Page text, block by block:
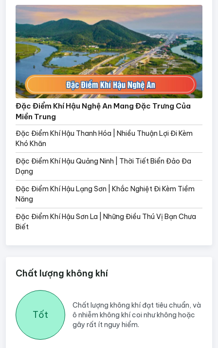
Đặc Điểm Khí Hậu Nghệ An Mang Đặc Trưng Của
Miền Trung
Đặc Điểm Khí Hậu Thanh Hóa | Nhiều Thuận Lợi Đi Kèm
Khó Khăn
Đặc Điểm Khí Hậu Quảng Ninh | Thời Tiết Biển Đảo Đa
Dạng
Đặc Điểm Khí Hậu Lạng Sơn | Khắc Nghiệt Đi Kèm Tiềm
Năng
Đặc Điểm Khí Hậu Sơn La | Những Điều Thú Vị Bạn Chưa
Biết
Chất lượng không khí
Tốt
Chất lượng không khí đạt tiêu chuẩn, và
ô nhiễm không khí coi như không hoặc
gây rất ít nguy hiểm.